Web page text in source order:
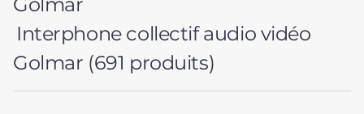
Interphone collectif audio vidéo
Golmar (691 produits)